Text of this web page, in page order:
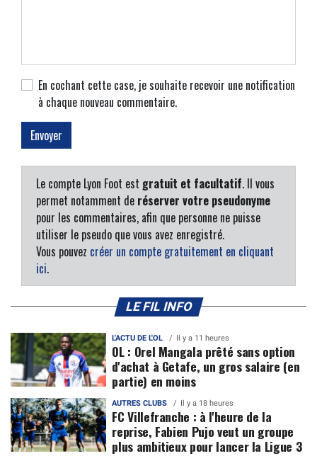
En cochant cette case, je souhaite recevoir une notification
à chaque nouveau commentaire.
Le compte Lyon Foot est gratuit et facultatif. Il vous
permet notamment de réserver votre pseudonyme
pour les commentaires, afin que personne ne puisse
utiliser le pseudo que vous avez enregistré.
Vous pouvez créer un compte gratuitement en cliquant
ici.
LE FIL INFO
L'ACTU DE L'OL Il y a 11 heures
OL : Orel Mangala prêté sans option
d'achat à Getafe, un gros salaire (en
partie) en moins
AUTRES CLUBS Il y a 18 heures
FC Villefranche : à l'heure de la
reprise, Fabien Pujo veut un groupe
plus ambitieux pour lancer la Ligue 3